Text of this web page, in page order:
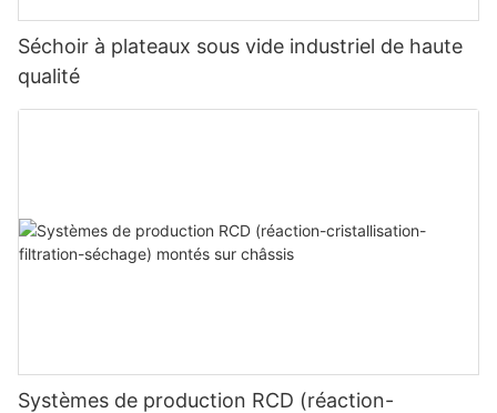
Séchoir à plateaux sous vide industriel de haute
qualité
Systèmes de production RCD (réaction-